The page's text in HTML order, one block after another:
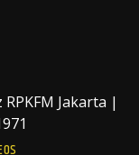
Jakarta |